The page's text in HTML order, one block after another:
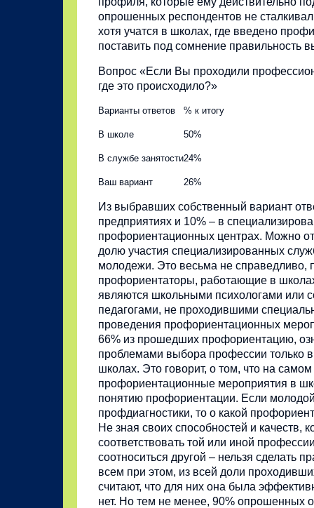
опрошенных респондентов не
хотя учатся в школах, где введено
поставить под сомнение правильность
Вопрос «Если Вы проходили
где это происходило?»
Варианты ответов % к итогу
В школе 50%
В службе занятости24%
Ваш вариант 26%
Из выбравших собственный вариант
предприятиях и 10% – в
профориентационных центрах. Можно
долю участия специализированных
молодежи. Это весьма не справедливо,
профориентаторы, работающие в
являются школьными психологами или
педагогами, не проходившими
проведения профориентационных
66% из прошедших профориентацию,
проблемами выбора профессии только
школах. Это говорит, о том, что на
профориентационные мероприятия в
понятию профориентации. Если
профдиагностики, то о какой
Не зная своих способностей и качеств,
соответствовать той или иной
соотноситься другой – нельзя сделать
всем при этом, из всей доли
считают, что для них она была
нет. Но тем не менее, 90% опрошенных